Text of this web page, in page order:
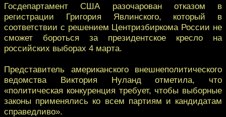
Госдепартамент США разочарован отказом в
регистрации Григория Явлинского, который в
соответствии с решением Центризбиркома России не
сможет бороться за президентское кресло на
российских выборах 4 марта.
Представитель американского внешнеполитического
ведомства Виктория Нуланд отметила, что
«политическая конкуренция требует, чтобы выборные
законы применялись ко всем партиям и кандидатам
справедливо».